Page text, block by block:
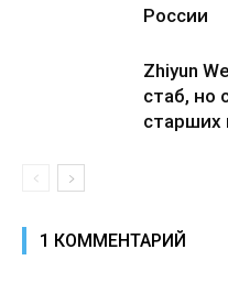
России
Zhiyun
стаб, но
старших
1 КОММЕНТАРИЙ